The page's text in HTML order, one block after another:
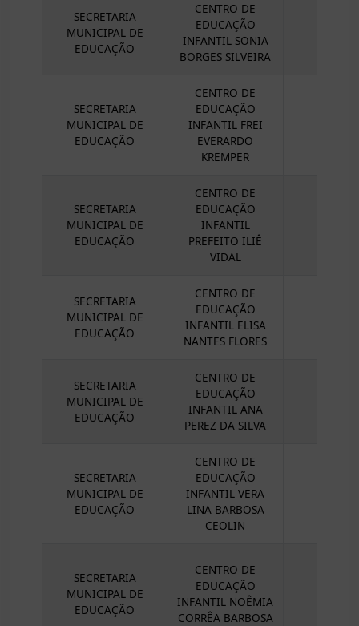
SECRETARIA
MUNICIPAL DE
EDUCAÇÃO
CENTRO DE
EDUCAÇÃO
INFANTIL SONIA
BORGES SILVEIRA
SECRETARIA
MUNICIPAL DE
EDUCAÇÃO
CENTRO DE
EDUCAÇÃO
INFANTIL FREI
EVERARDO
KREMPER
SECRETARIA
MUNICIPAL DE
EDUCAÇÃO
CENTRO DE
EDUCAÇÃO
INFANTIL
PREFEITO ILIÊ
VIDAL
SECRETARIA
MUNICIPAL DE
EDUCAÇÃO
CENTRO DE
EDUCAÇÃO
INFANTIL ELISA
NANTES FLORES
SECRETARIA
MUNICIPAL DE
EDUCAÇÃO
CENTRO DE
EDUCAÇÃO
INFANTIL ANA
PEREZ DA SILVA
SECRETARIA
MUNICIPAL DE
EDUCAÇÃO
CENTRO DE
EDUCAÇÃO
INFANTIL VERA
LINA BARBOSA
CEOLIN
SECRETARIA
MUNICIPAL DE
EDUCAÇÃO
CENTRO DE
EDUCAÇÃO
INFANTIL NOÊMIA
CORRÊA BARBOSA